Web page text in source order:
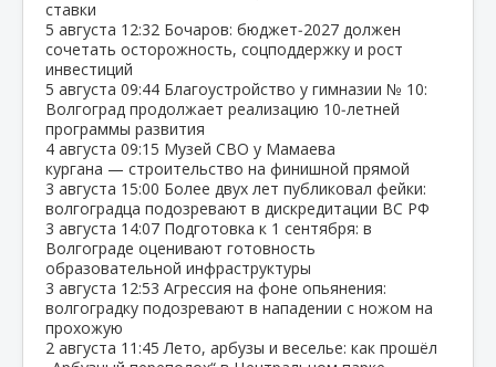
ставки
5 августа 12:32 Бочаров: бюджет‑2027 должен
сочетать осторожность, соцподдержку и рост
инвестиций
5 августа 09:44 Благоустройство у гимназии № 10:
Волгоград продолжает реализацию 10‑летней
программы развития
4 августа 09:15 Музей СВО у Мамаева
кургана — строительство на финишной прямой
3 августа 15:00 Более двух лет публиковал фейки:
волгоградца подозревают в дискредитации ВС РФ
3 августа 14:07 Подготовка к 1 сентября: в
Волгограде оценивают готовность
образовательной инфраструктуры
3 августа 12:53 Агрессия на фоне опьянения:
волгоградку подозревают в нападении с ножом на
прохожую
2 августа 11:45 Лето, арбузы и веселье: как прошёл